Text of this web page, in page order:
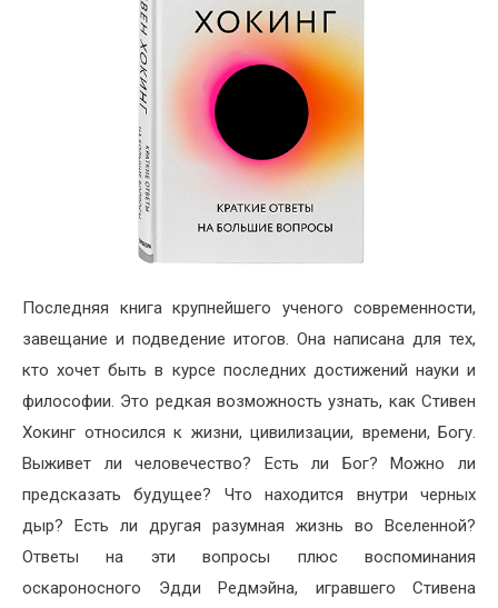
Последняя книга крупнейшего ученого современности,
завещание и подведение итогов. Она написана для тех,
кто хочет быть в курсе последних достижений науки и
философии. Это редкая возможность узнать, как Стивен
Хокинг относился к жизни, цивилизации, времени, Богу.
Выживет ли человечество? Есть ли Бог? Можно ли
предсказать будущее? Что находится внутри черных
дыр? Есть ли другая разумная жизнь во Вселенной?
Ответы на эти вопросы плюс воспоминания
оскароносного Эдди Редмэйна, игравшего Стивена